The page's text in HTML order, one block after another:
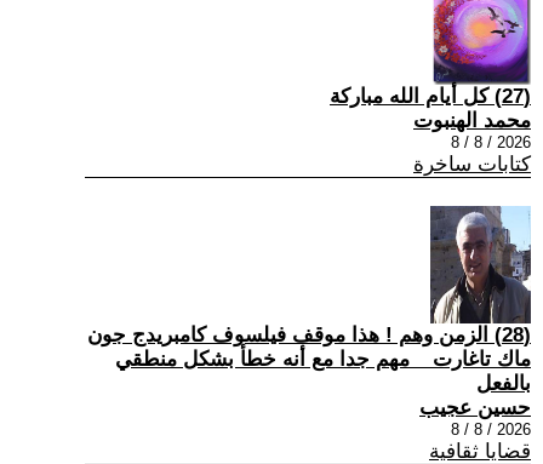
(27) كل أيام الله مباركة
محمد الهنبوت
2026 / 8 / 8
كتابات ساخرة
(28) الزمن وهم ! هذا موقف فيلسوف كامبريدج جون
ماك تاغارت _ مهم جدا مع أنه خطأ بشكل منطقي
بالفعل
حسين عجيب
2026 / 8 / 8
قضايا ثقافية